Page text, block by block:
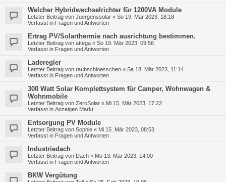
Welcher Hybridwechselrichter für 1200VA Module
Letzter Beitrag von Juergenssolar « So 19. Mär 2023, 18:18
Verfasst in Fragen und Antworten
Ertrag PV/Solarthermie nach ausrichtung bestimmen.
Letzter Beitrag von attega « So 19. Mär 2023, 09:56
Verfasst in Fragen und Antworten
Laderegler
Letzter Beitrag von raubschloesschen « Sa 18. Mär 2023, 11:14
Verfasst in Fragen und Antworten
300 Watt Solar Komplettsystem für Camper, Wohnwagen &
Wohnmobile
Letzter Beitrag von ZeroSolar « Mi 15. Mär 2023, 17:22
Verfasst in Anzeigen Markt
Entsorgung PV Module
Letzter Beitrag von Sophie « Mi 15. Mär 2023, 08:53
Verfasst in Fragen und Antworten
Industriedach
Letzter Beitrag von Dach « Mo 13. Mär 2023, 14:00
Verfasst in Fragen und Antworten
BKW Vergütung